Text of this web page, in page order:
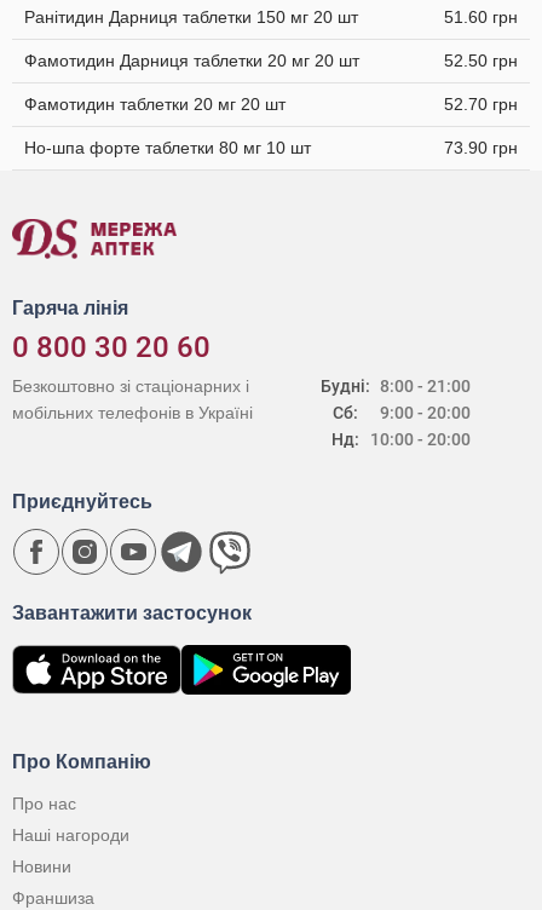
Ранітидин Дарниця таблетки 150 мг 20 шт 51.60 грн
Фамотидин Дарниця таблетки 20 мг 20 шт 52.50 грн
Фамотидин таблетки 20 мг 20 шт 52.70 грн
Но-шпа форте таблетки 80 мг 10 шт 73.90 грн
Гаряча лінія
0 800 30 20 60
Будні:
Сб:
Нд:
8:00 - 21:00
9:00 - 20:00
10:00 - 20:00
Безкоштовно зі стаціонарних і
мобільних телефонів в Україні
Про Компанію
Про нас
Наші нагороди
Новини
Франшиза
Завантажити застосунок
Приєднуйтесь